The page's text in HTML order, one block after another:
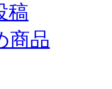
稿
商品